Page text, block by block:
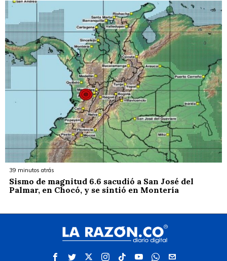
39 minutos atrás
Sismo de magnitud 6.6 sacudió a San José del
Palmar, en Chocó, y se sintió en Montería